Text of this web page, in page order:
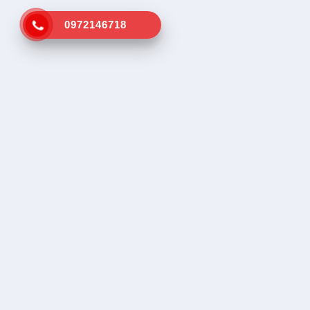
0972146718